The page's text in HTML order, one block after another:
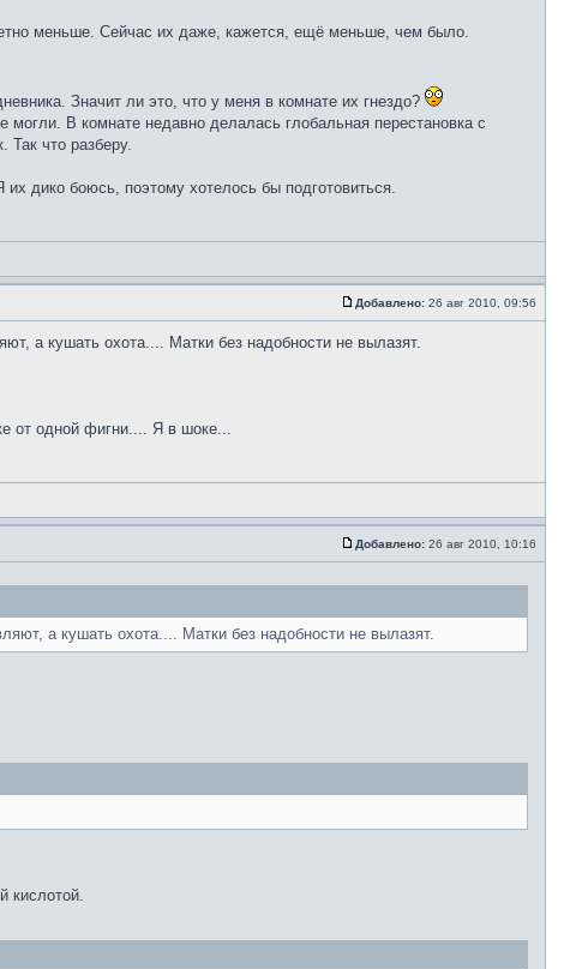
меньше. Сейчас их даже, кажется, ещё меньше, чем было.
Значит ли это, что у меня в комнате их гнездо?
В комнате недавно делалась глобальная перестановка с
Так что разберу.
дико боюсь, поэтому хотелось бы подготовиться.
Добавлено: 26 авг 2010, 09:56
а кушать охота.... Матки без надобности не вылазят.
от одной фигни.... Я в шоке...
Добавлено: 26 авг 2010, 10:16
а кушать охота.... Матки без надобности не вылазят.
кислотой.